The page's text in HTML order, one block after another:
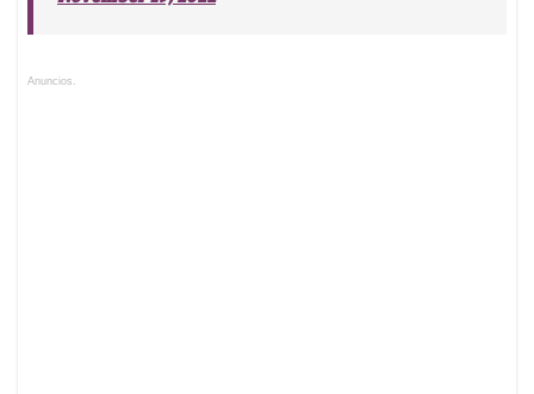
Anuncios.